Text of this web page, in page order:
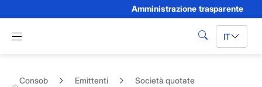
Amministrazione trasparente
Apri menu di navigazione
cerca IT
Consob Emittenti
Società quotate